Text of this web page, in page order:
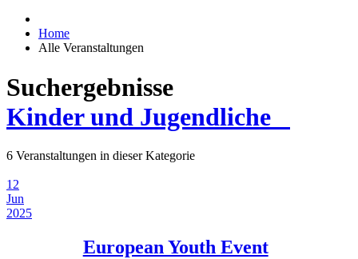
Home
Alle Veranstaltungen
Suchergebnisse
Kinder und Jugendliche
6 Veranstaltungen in dieser Kategorie
12
Jun
2025
European Youth Event